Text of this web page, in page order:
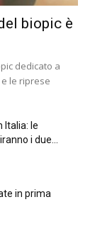
biopic è
dedicato a
le riprese
Italia: le
i due...
in prima